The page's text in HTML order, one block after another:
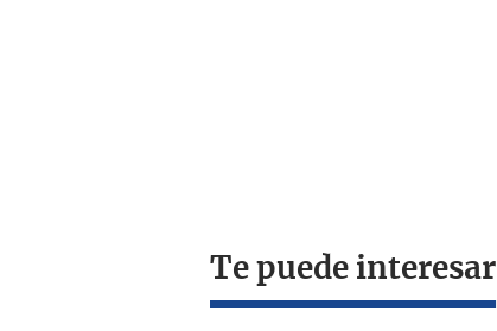
Te puede interesar